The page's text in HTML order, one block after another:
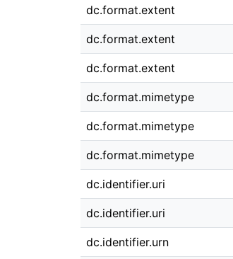
dc.format.extent
dc.format.extent
dc.format.extent
dc.format.mimetype
dc.format.mimetype
dc.format.mimetype
dc.identifier.uri
dc.identifier.uri
dc.identifier.urn